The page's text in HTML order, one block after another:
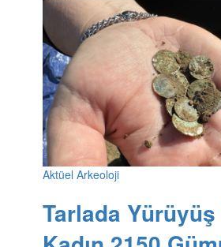
Aktüel Arkeoloji
Tarlada Yürüyüş